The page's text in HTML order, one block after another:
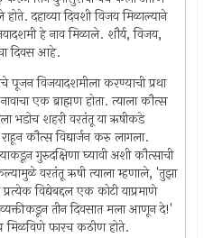
दहाव्या दिवशी विजय मिळाल्याने
हे नाव मिळाले. शौर्य, विजय,
दिवस आहे.
विजयादशमीला करण्याची प्रथा
एक ब्राह्मण होता. त्याला कौत्स
भडोच शहरी वरतंतू या ऋषीकडे
कौत्स विद्यार्जन करु लागला.
गुरुदक्षिणा घ्यावी अशी कौत्साची
वरतंतू ऋषी त्याला म्हणाले, 'तुझा
विद्येबद्दल एक कोटी याप्रमाणे
व्यक्तीकडून तीन दिवसात मला आणून दे!'
मिळविणे फारच कठीण होते.